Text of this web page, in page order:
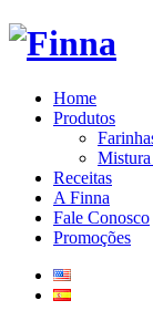
Home
Produtos
Receitas
A Finna
Fale Conosco
Promoções